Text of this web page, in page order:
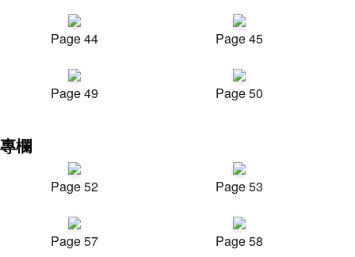
Page 44 Page 45
Page 49 Page 50
專欄
Page 52 Page 53
Page 57 Page 58